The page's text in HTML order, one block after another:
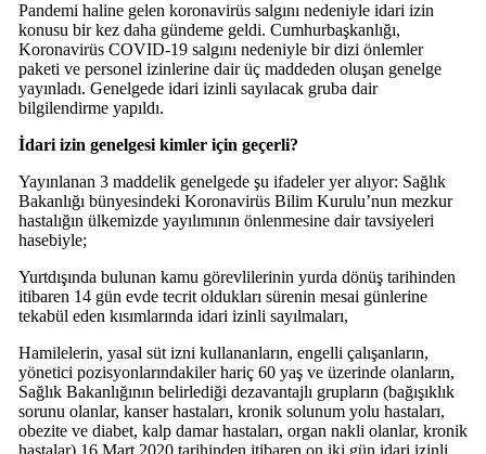
Pandemi haline gelen koronavirüs salgını nedeniyle idari izin
konusu bir kez daha gündeme geldi. Cumhurbaşkanlığı,
Koronavirüs COVID-19 salgını nedeniyle bir dizi önlemler
paketi ve personel izinlerine dair üç maddeden oluşan genelge
yayınladı. Genelgede idari izinli sayılacak gruba dair
bilgilendirme yapıldı.
İdari izin genelgesi kimler için geçerli?
Yayınlanan 3 maddelik genelgede şu ifadeler yer alıyor: Sağlık
Bakanlığı bünyesindeki Koronavirüs Bilim Kurulu’nun mezkur
hastalığın ülkemizde yayılımının önlenmesine dair tavsiyeleri
hasebiyle;
Yurtdışında bulunan kamu görevlilerinin yurda dönüş tarihinden
itibaren 14 gün evde tecrit oldukları sürenin mesai günlerine
tekabül eden kısımlarında idari izinli sayılmaları,
Hamilelerin, yasal süt izni kullananların, engelli çalışanların,
yönetici pozisyonlarındakiler hariç 60 yaş ve üzerinde olanların,
Sağlık Bakanlığının belirlediği dezavantajlı grupların (bağışıklık
sorunu olanlar, kanser hastaları, kronik solunum yolu hastaları,
obezite ve diabet, kalp damar hastaları, organ nakli olanlar, kronik